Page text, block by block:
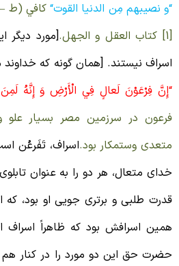
و نصیبهم مِن الدنیا القوت“
[مورد دیگر
نیستند. [همان گونه که خداوند
إِنَّ فِرْعَوْنَ لَعالٍ فِي الْأَرْضِ وَ إِنَّهُ لَمِنَ
در سرزمین مصر بسیار
وستمکار بود.اسراف، تَفَرعُن
متعال، هر دو را به ‌عنوان
طلبی و برتری جویی او بود، که
اسرافش بود که ظاهراً اسراف
حق این دو‌ مورد را در کنار هم